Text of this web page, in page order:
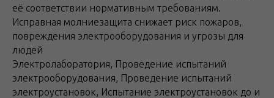
её соответствии нормативным требованиям.
Исправная молниезащита снижает риск пожаров,
повреждения электрооборудования и угрозы для
людей
Электролаборатория, Проведение испытаний
электрооборудования, Проведение испытаний
электроустановок, Испытание электроустановок до и